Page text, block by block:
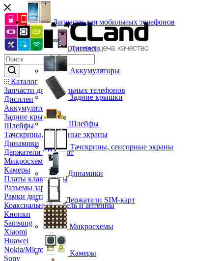
Каталог
Запчасти для мобильных телефонов
Дисплеи
Аккумуляторы
Задние крышки
Шлейфы
Тачскрины, сенсорные экраны
Динамики
Держатели SIM-карт
Микросхемы
Камеры
Платы клавиатуры
Разъемы зарядки
Рамки дисплея
Коаксиальный кабель и антенны
Кнопки
Samsung
Xiaomi
Huawei
Nokia/Microsoft
Sony
Запчасти для мобильных телефонов
Дисплеи
Аккумуляторы
Задние крышки
Шлейфы
Тачскрины, сенсорные экраны
Динамики
Держатели SIM-карт
Микросхемы
Камеры